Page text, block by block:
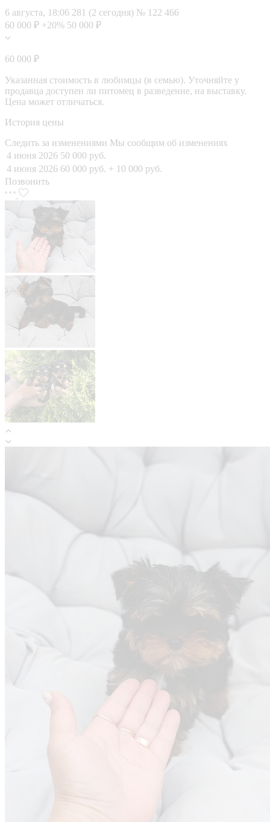
6 августа, 18:06 281 (2 сегодня) № 122 466
60 000 ₽ +20% 50 000 ₽
60 000 ₽
Указанная стоимость в любимцы (в семью). Уточняйте у
продавца доступен ли питомец в разведение, на выставку.
Цена может отличаться.
История цены
Следить за изменениями Мы сообщим об изменениях
4 июня 2026 50 000 руб.
4 июня 2026 60 000 руб. + 10 000 руб.
Позвонить